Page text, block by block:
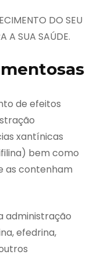
DO SEU
A SUA SAÚDE.
de efeitos
xantínicas
bem como
as contenham
administração
efedrina,